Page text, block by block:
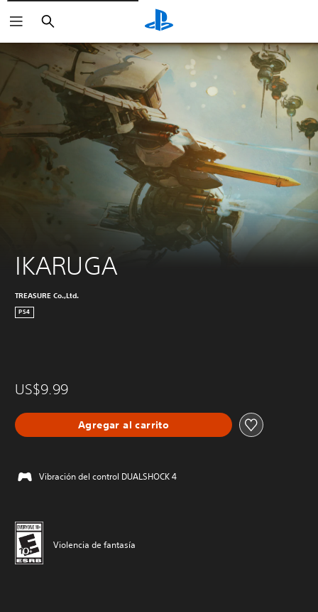
Buscar
IKARUGA
TREASURE Co.,Ltd.
PS4
US$9.99
Agregar al carrito
Vibración del control DUALSHOCK 4
Violencia de fantasía